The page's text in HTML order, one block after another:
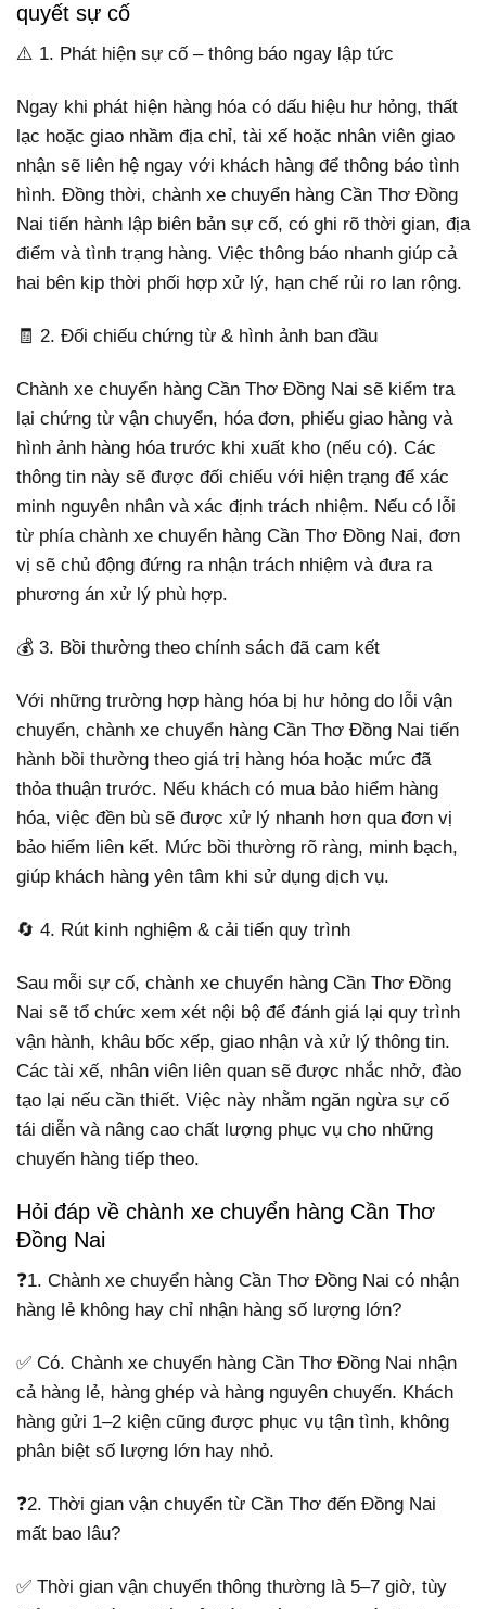
quyết sự cố
⚠️ 1. Phát hiện sự cố – thông báo ngay lập tức
Ngay khi phát hiện hàng hóa có dấu hiệu hư hỏng, thất
lạc hoặc giao nhầm địa chỉ, tài xế hoặc nhân viên giao
nhận sẽ liên hệ ngay với khách hàng để thông báo tình
hình. Đồng thời, chành xe chuyển hàng Cần Thơ Đồng
Nai tiến hành lập biên bản sự cố, có ghi rõ thời gian, địa
điểm và tình trạng hàng. Việc thông báo nhanh giúp cả
hai bên kịp thời phối hợp xử lý, hạn chế rủi ro lan rộng.
🧾 2. Đối chiếu chứng từ & hình ảnh ban đầu
Chành xe chuyển hàng Cần Thơ Đồng Nai sẽ kiểm tra
lại chứng từ vận chuyển, hóa đơn, phiếu giao hàng và
hình ảnh hàng hóa trước khi xuất kho (nếu có). Các
thông tin này sẽ được đối chiếu với hiện trạng để xác
minh nguyên nhân và xác định trách nhiệm. Nếu có lỗi
từ phía chành xe chuyển hàng Cần Thơ Đồng Nai, đơn
vị sẽ chủ động đứng ra nhận trách nhiệm và đưa ra
phương án xử lý phù hợp.
💰 3. Bồi thường theo chính sách đã cam kết
Với những trường hợp hàng hóa bị hư hỏng do lỗi vận
chuyển, chành xe chuyển hàng Cần Thơ Đồng Nai tiến
hành bồi thường theo giá trị hàng hóa hoặc mức đã
thỏa thuận trước. Nếu khách có mua bảo hiểm hàng
hóa, việc đền bù sẽ được xử lý nhanh hơn qua đơn vị
bảo hiểm liên kết. Mức bồi thường rõ ràng, minh bạch,
giúp khách hàng yên tâm khi sử dụng dịch vụ.
🔄 4. Rút kinh nghiệm & cải tiến quy trình
Sau mỗi sự cố, chành xe chuyển hàng Cần Thơ Đồng
Nai sẽ tổ chức xem xét nội bộ để đánh giá lại quy trình
vận hành, khâu bốc xếp, giao nhận và xử lý thông tin.
Các tài xế, nhân viên liên quan sẽ được nhắc nhở, đào
tạo lại nếu cần thiết. Việc này nhằm ngăn ngừa sự cố
tái diễn và nâng cao chất lượng phục vụ cho những
chuyến hàng tiếp theo.
Hỏi đáp về chành xe chuyển hàng Cần Thơ
Đồng Nai
❓1. Chành xe chuyển hàng Cần Thơ Đồng Nai có nhận
hàng lẻ không hay chỉ nhận hàng số lượng lớn?
✅ Có. Chành xe chuyển hàng Cần Thơ Đồng Nai nhận
cả hàng lẻ, hàng ghép và hàng nguyên chuyến. Khách
hàng gửi 1–2 kiện cũng được phục vụ tận tình, không
phân biệt số lượng lớn hay nhỏ.
❓2. Thời gian vận chuyển từ Cần Thơ đến Đồng Nai
mất bao lâu?
✅ Thời gian vận chuyển thông thường là 5–7 giờ, tùy